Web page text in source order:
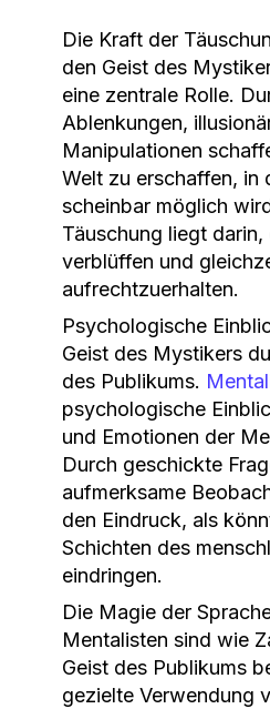
Die Kraft der
den Geist des
eine zentrale Rolle.
Ablenkungen,
Manipulationen
Welt zu erschaffen, in
scheinbar möglich
Täuschung liegt
verblüffen und
aufrechtzuerhalten.
Psychologische
Geist des Mystikers
des Publikums.
psychologische
und Emotionen der
Durch geschickte
aufmerksame
den Eindruck, als
Schichten des
eindringen.
Die Magie der
Mentalisten sind wie
Geist des Publikums
gezielte Verwendung